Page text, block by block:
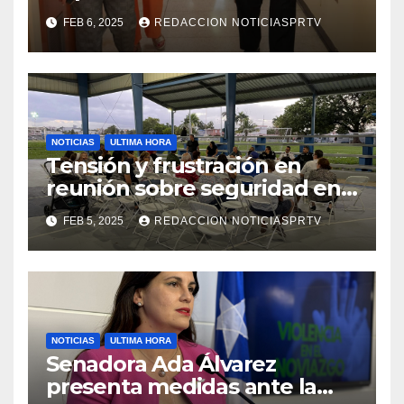
facilidades el Departamento
de la Salud en Mayagüez
FEB 6, 2025 REDACCION NOTICIASPRTV
NOTICIAS ULTIMA HORA
Tensión y frustración en
reunión sobre seguridad en
Reparto Metropolitano
FEB 5, 2025 REDACCION NOTICIASPRTV
NOTICIAS ULTIMA HORA
Senadora Ada Álvarez
presenta medidas ante la